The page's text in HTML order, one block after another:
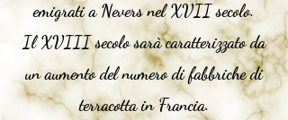
emigrati a Nevers nel XVII secolo.
Il XVIII secolo sarà caratterizzato da
un aumento del numero di fabbriche di
terracotta in Francia.